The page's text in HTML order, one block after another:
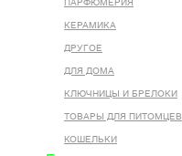
ПАРФЮМЕРИЯ
КЕРАМИКА
ДРУГОЕ
ДЛЯ ДОМА
КЛЮЧНИЦЫ И БРЕЛОКИ
ТОВАРЫ ДЛЯ ПИТОМЦЕВ
КОШЕЛЬКИ